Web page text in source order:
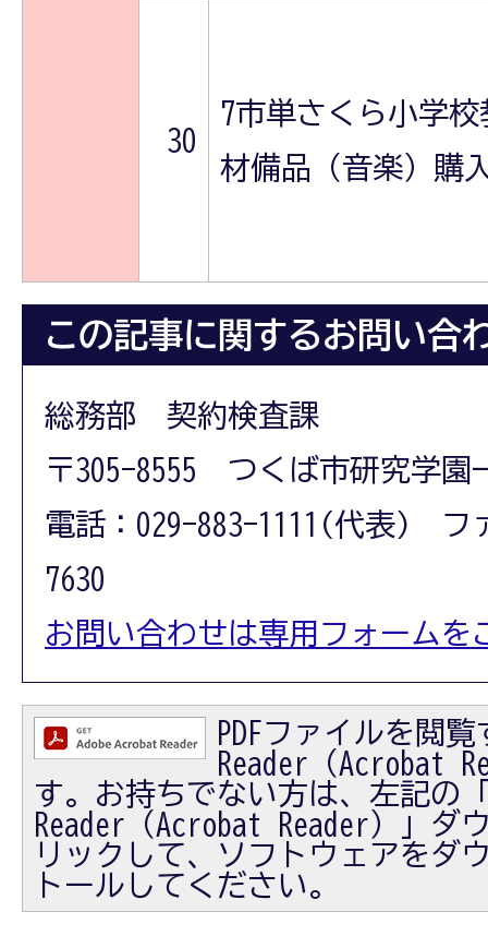
30
7市単さくら小学校
材備品（音楽）購
この記事に関するお問い合
総務部 契約検査課
〒305-8555 つくば市研究学園
電話：029-883-1111(代表) フ
7630
お問い合わせは専用フォームを
PDFファイルを閲
Reader（Acrobat
す。お持ちでない方は、左記の
Reader（Acrobat Reader）」ダ
リックして、ソフトウェアをダ
トールしてください。